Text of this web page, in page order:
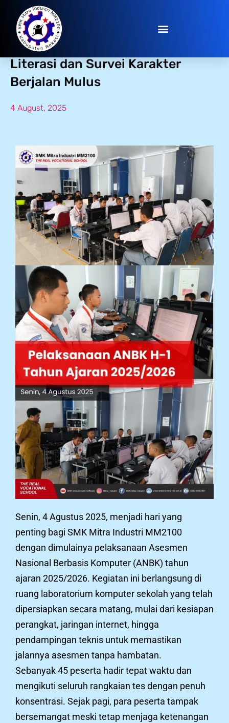
ANBK 2025/2026 Hari kesatu:
Literasi dan Survei Karakter
Berjalan Mulus
4 August, 2025
Senin, 4 Agustus 2025, menjadi hari yang
penting bagi SMK Mitra Industri MM2100
dengan dimulainya pelaksanaan Asesmen
Nasional Berbasis Komputer (ANBK) tahun
ajaran 2025/2026. Kegiatan ini berlangsung di
ruang laboratorium komputer sekolah yang telah
dipersiapkan secara matang, mulai dari kesiapan
perangkat, jaringan internet, hingga
pendampingan teknis untuk memastikan
jalannya asesmen tanpa hambatan.
Sebanyak 45 peserta hadir tepat waktu dan
mengikuti seluruh rangkaian tes dengan penuh
konsentrasi. Sejak pagi, para peserta tampak
bersemangat meski tetap menjaga ketenangan